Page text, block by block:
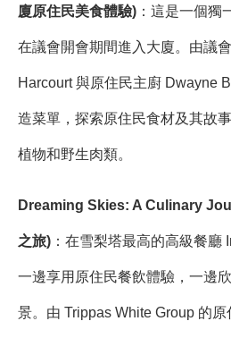
廈原住民美食體驗) ：這是一個獨
在議會開會期間進入大廈。由議
Harcourt 與原住民主廚 Dwayne
造菜單，探索原住民食材及其故
植物和野生肉類。
Dreaming Skies: A Culinary
之旅) ：在雪梨塔最高的高級餐廳
一邊享用原住民餐飲體驗，一邊
景。由 Trippas White Group 的